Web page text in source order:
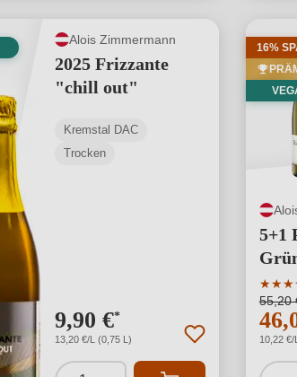
Alois Zimmermann
2025 Frizzante
"chill out"
Kremstal DAC
Trocken
9,90 €*
13,20 €/L (0,75 L)
16%
5+1
DAC
★★★
55,20
10,22 €/